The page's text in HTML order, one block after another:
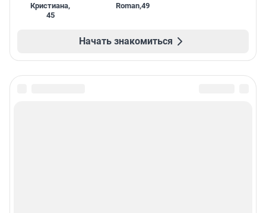
Кристиана,
45
Roman,49
Начать знакомиться